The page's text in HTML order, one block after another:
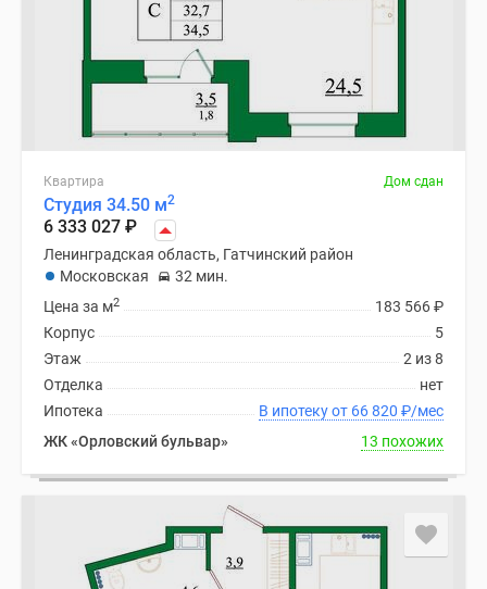
Квартира Дом сдан
Студия 34.50 м2
6 333 027 ₽
Ленинградская область, Гатчинский район
Московская
32 мин.
183 566₽
Цена за м2
5
Корпус
2 из 8
Этаж
нет
Отделка
В ипотеку от 66 820 ₽/мес
Ипотека
ЖК «Орловский бульвар»
13 похожих